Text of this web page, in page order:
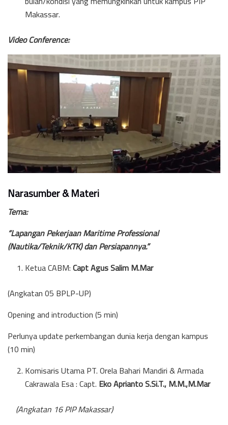
Makassar.
Video Conference:
Narasumber & Materi
Tema:
“Lapangan Pekerjaan Maritime Professional
(Nautika/Teknik/KTK) dan Persiapannya.”
Ketua CABM:Capt Agus Salim M.Mar
(Angkatan 05 BPLP-UP)
Opening and introduction (5 min)
Perlunya update perkembangan dunia kerja dengan kampus
(10 min)
Komisaris Utama PT. Orela Bahari Mandiri & Armada
Cakrawala Esa : Capt. Eko Aprianto S.Si.T., M.M.,M.Mar
(Angkatan 16 PIP Makassar)